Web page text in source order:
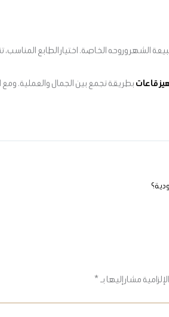
وروحه الخاصة. اختيار الطابع المناسب،
قاعات بطريقة تجمع بين الجمال والعملية.
مشار إليها بـ*